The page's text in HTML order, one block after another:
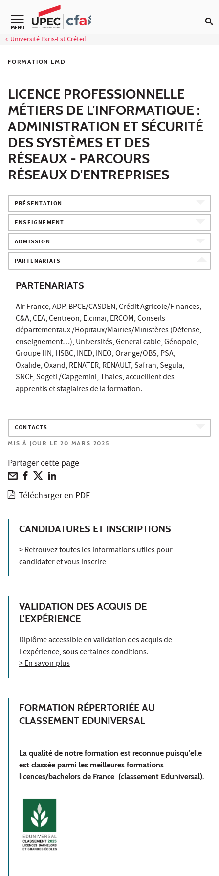
Aller au contenu
MENU
Université Paris-Est Créteil
FORMATION LMD
LICENCE PROFESSIONNELLE
MÉTIERS DE L'INFORMATIQUE :
ADMINISTRATION ET SÉCURITÉ
DES SYSTÈMES ET DES
RÉSEAUX - PARCOURS
RÉSEAUX D'ENTREPRISES
PRÉSENTATION
ENSEIGNEMENT
ADMISSION
PARTENARIATS
PARTENARIATS
Air France, ADP, BPCE/CASDEN, Crédit Agricole/Finances,
C&A, CEA, Centreon, Elcimaï, ERCOM, Conseils
départementaux /Hopitaux/Mairies/Ministères (Défense,
enseignement…), Universités, General cable, Génopole,
Groupe HN, HSBC, INED, INEO, Orange/OBS, PSA,
Oxalide, Oxand, RENATER, RENAULT, Safran, Segula,
SNCF, Sogeti /Capgemini, Thales, accueillent des
apprentis et stagiaires de la formation.
CONTACTS
MIS À JOUR LE 20 MARS 2025
Partager cette page
Télécharger en PDF
CANDIDATURES ET INSCRIPTIONS
> Retrouvez toutes les informations utiles pour
candidater et vous inscrire
VALIDATION DES ACQUIS DE
L'EXPÉRIENCE
Diplôme accessible en validation des acquis de
l'expérience, sous certaines conditions.
> En savoir plus
FORMATION RÉPERTORIÉE AU
CLASSEMENT EDUNIVERSAL
La qualité de notre formation est reconnue puisqu’elle
est classée parmi les meilleures formations
licences/bachelors de France (classement Eduniversal).